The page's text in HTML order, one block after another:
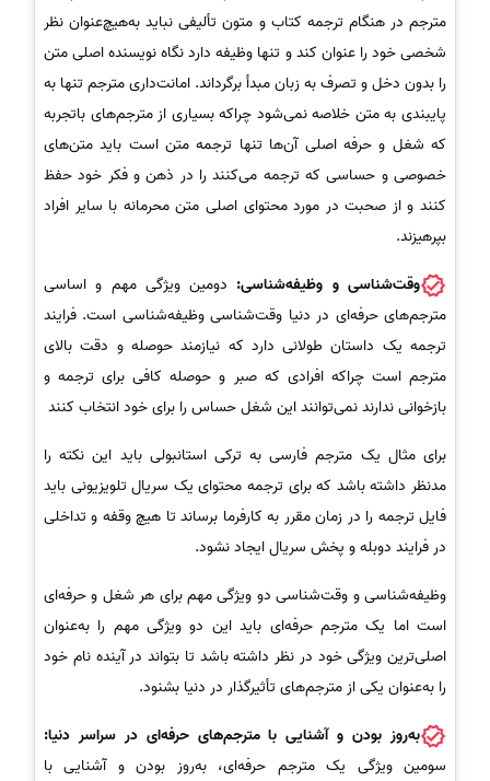
مترجم در هنگام ترجمه کتاب و متون تألیفی نباید به‌هیچ‌عنوان نظر
شخصی خود را عنوان کند و تنها وظیفه دارد نگاه نویسنده اصلی متن
را بدون دخل و تصرف به زبان مبدأ برگرداند. امانت‌داری مترجم تنها به
پایبندی به متن خلاصه نمی‌شود چراکه بسیاری از مترجم‌های باتجربه
که شغل و حرفه اصلی آن‌ها تنها ترجمه متن است باید متن‌های
خصوصی و حساسی که ترجمه می‌کنند را در ذهن و فکر خود حفظ
کنند و از صحبت در مورد محتوای اصلی متن محرمانه با سایر افراد
بپرهیزند.
وقت‌شناسی و وظیفه‌شناسی: دومین ویژگی مهم و اساسی
مترجم‌های حرفه‌ای در دنیا وقت‌شناسی وظیفه‌شناسی است. فرایند
ترجمه یک داستان طولانی دارد که نیازمند حوصله و دقت بالای
مترجم است چراکه افرادی که صبر و حوصله کافی برای ترجمه و
بازخوانی ندارند نمی‌توانند این شغل حساس را برای خود انتخاب کنند
برای مثال یک مترجم فارسی به ترکی استانبولی باید این نکته را
مدنظر داشته باشد که برای ترجمه محتوای یک سریال تلویزیونی باید
فایل ترجمه را در زمان مقرر به کارفرما برساند تا هیچ وقفه و تداخلی
در فرایند دوبله و پخش سریال ایجاد نشود.
وظیفه‌شناسی و وقت‌شناسی دو ویژگی مهم برای هر شغل و حرفه‌ای
است اما یک مترجم حرفه‌ای باید این دو ویژگی مهم را به‌عنوان
اصلی‌ترین ویژگی خود در نظر داشته باشد تا بتواند در آینده نام خود
را به‌عنوان یکی از مترجم‌های تأثیرگذار در دنیا بشنود.
به‌روز بودن و آشنایی با مترجم‌های حرفه‌ای در سراسر دنیا:
سومین ویژگی یک مترجم حرفه‌ای، به‌روز بودن و آشنایی با